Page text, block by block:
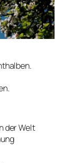
der Welt